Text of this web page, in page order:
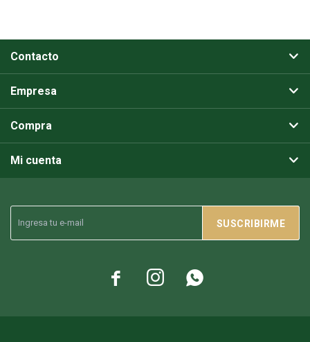
SUSCRIBIRME
  
Contacto
Empresa
Compra
Mi cuenta